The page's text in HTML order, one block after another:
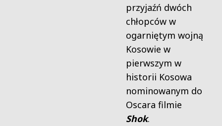
przyjaźń dwóch
chłopców w
ogarniętym wojną
Kosowie w
pierwszym w
historii Kosowa
nominowanym do
Oscara filmie
Shok.